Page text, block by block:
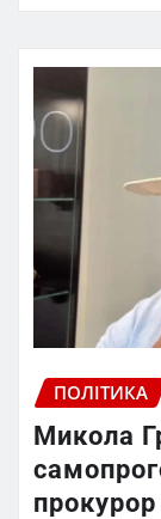
ПОЛІТИКА
Микола